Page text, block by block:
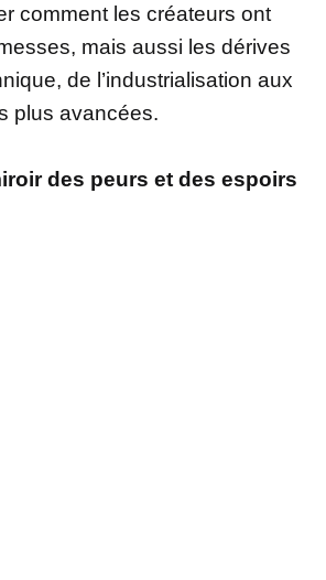
comment les créateurs ont
mais aussi les dérives
de l’industrialisation aux
plus avancées.
des peurs et des espoirs